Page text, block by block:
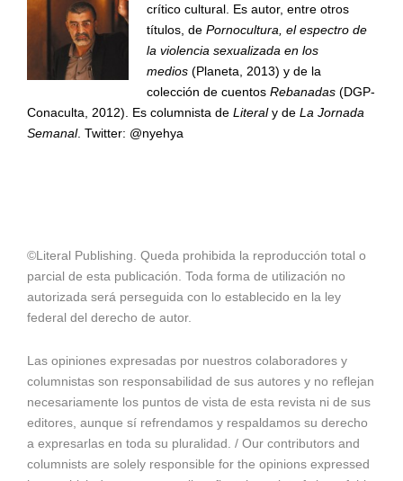
crítico cultural. Es autor, entre otros
títulos, de Pornocultura, el espectro de
la violencia sexualizada en los
medios(Planeta, 2013) y de la
colección de cuentos Rebanadas(DGP-
Conaculta, 2012). Es columnista de Literaly de La Jornada
Semanal. Twitter: @nyehya
©Literal Publishing. Queda prohibida la reproducción total o
parcial de esta publicación. Toda forma de utilización no
autorizada será perseguida con lo establecido en la ley
federal del derecho de autor.
Las opiniones expresadas por nuestros colaboradores y
columnistas son responsabilidad de sus autores y no reflejan
necesariamente los puntos de vista de esta revista ni de sus
editores, aunque sí refrendamos y respaldamos su derecho
a expresarlas en toda su pluralidad. / Our contributors and
columnists are solely responsible for the opinions expressed